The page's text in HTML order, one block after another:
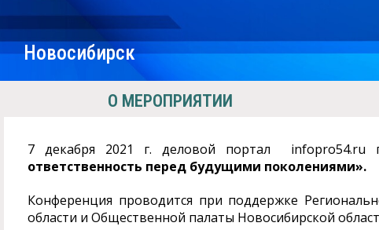
Новосибирск
О МЕРОПРИЯТИИ
7 декабря 2021 г. деловой портал infopro54.ru
ответственность перед будущими поколениями».
Конференция проводится при поддержке
области и Общественной палаты Новосибирской